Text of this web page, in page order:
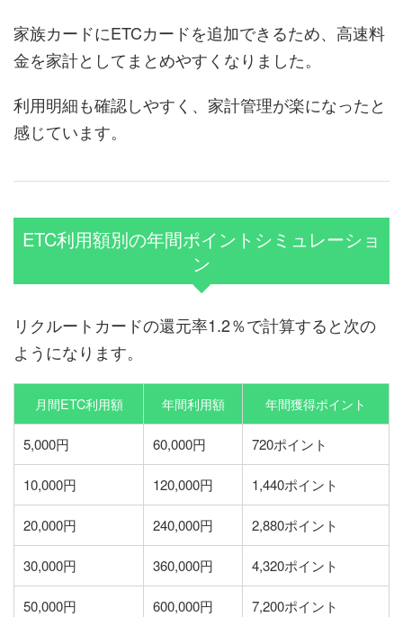
家族カードにETCカードを追加できるため、高速料
金を家計としてまとめやすくなりました。
利用明細も確認しやすく、家計管理が楽になったと
感じています。
ETC利用額別の年間ポイントシミュレーショ
ン
リクルートカードの還元率1.2％で計算すると次の
ようになります。
月間ETC利用額 年間利用額 年間獲得ポイント
5,000円 60,000円 720ポイント
10,000円 120,000円 1,440ポイント
20,000円 240,000円 2,880ポイント
30,000円 360,000円 4,320ポイント
50,000円 600,000円 7,200ポイント